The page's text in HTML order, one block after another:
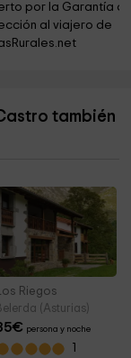
9,0 km
9,1 km
por la Garantía
al viajero de
también
Riegos
(Asturias)
€ persona y noche